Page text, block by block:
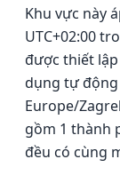
Khu vực này
UTC+02:00
được thiết lập
dụng tự
Europe/
gồm 1 thành
đều có cùng